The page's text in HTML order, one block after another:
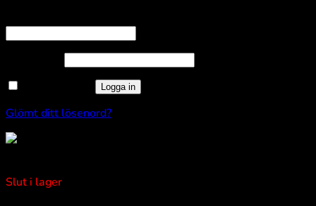
Logga in
Glömt ditt lösenord?
Slut i lager